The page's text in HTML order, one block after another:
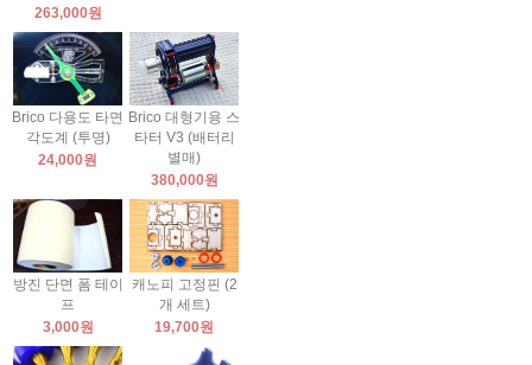
263,000원
Brico 다용도 타면
각도계 (투명)
24,000원
Brico 대형기용 스
타터 V3 (배터리
별매)
380,000원
방진 단면 폼 테이
프
3,000원
캐노피 고정핀 (2
개 세트)
19,700원